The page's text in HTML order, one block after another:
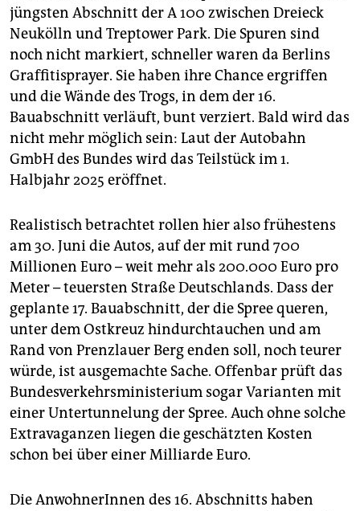
jüngsten Abschnitt der A 100 zwischen Dreieck
Neukölln und Treptower Park. Die Spuren sind
noch nicht markiert, schneller waren da Berlins
Graffitisprayer. Sie haben ihre Chance ergriffen
und die Wände des Trogs, in dem der 16.
Bauabschnitt verläuft, bunt verziert. Bald wird das
nicht mehr möglich sein: Laut der Autobahn
GmbH des Bundes wird das Teilstück im 1.
Halbjahr 2025 eröffnet.
Realistisch betrachtet rollen hier also frühestens
am 30. Juni die Autos, auf der mit rund 700
Millionen Euro – weit mehr als 200.000 Euro pro
Meter – teuersten Straße Deutschlands. Dass der
geplante 17. Bauabschnitt, der die Spree queren,
unter dem Ostkreuz hindurchtauchen und am
Rand von Prenzlauer Berg enden soll, noch teurer
würde, ist ausgemachte Sache. Offenbar prüft das
Bundesverkehrsministerium sogar Varianten mit
einer Untertunnelung der Spree. Auch ohne solche
Extravaganzen liegen die geschätzten Kosten
schon bei über einer Milliarde Euro.
Die AnwohnerInnen des 16. Abschnitts haben